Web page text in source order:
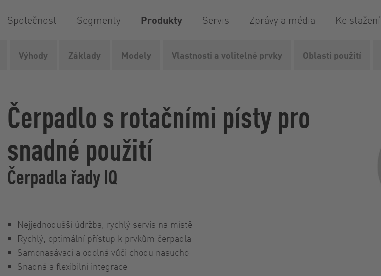
Společnost Segmenty Produkty Servis Zprávy a média Ke stažení
Vogelsang Produkty Čerpadla Čerpadla s rotačními písty Čerpadla řady IQ
Čerpadlo s rotačními písty pro
snadné použití
Čerpadla řady IQ
Nejjednodušší údržba, rychlý servis na místě
Rychlý, optimální přístup k prvkům čerpadla
Samonasávací a odolná vůči chodu nasucho
Snadná a flexibilní integrace
Výhody Základy Modely Vlastnosti a volitelné prvky Oblasti použití